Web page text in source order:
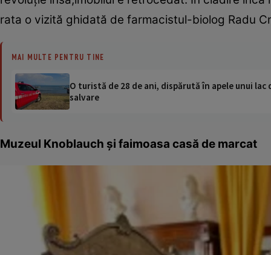
rata o vizită ghidată de farmacistul-biolog Radu
MAI MULTE PENTRU TINE
O turistă de 28 de ani, dispărută în apele unui
salvare
Muzeul Knoblauch şi faimoasa casă de marcat